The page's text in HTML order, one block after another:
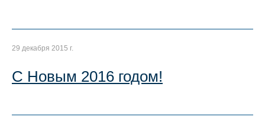
29 декабря 2015 г.
С Новым 2016 годом!